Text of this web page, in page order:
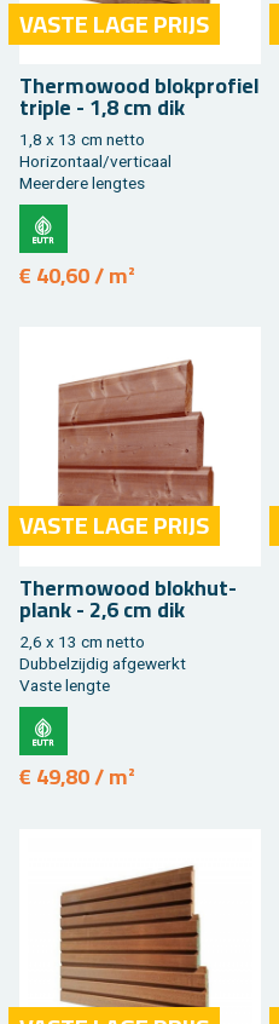
VASTE LAGE PRIJS
Ther­mo­wood blok­pro­fiel
tri­ple - 1,8 cm dik
1,8 x 13 cm netto
Ho­ri­zon­taal/ver­ti­caal
Meer­de­re leng­tes
€ 40,60 / m²
VASTE LAGE PRIJS
Ther­mo­wood blok­hut­
plank - 2,6 cm dik
2,6 x 13 cm netto
Dub­bel­zij­dig af­ge­werkt
Vaste leng­te
€ 49,80 / m²